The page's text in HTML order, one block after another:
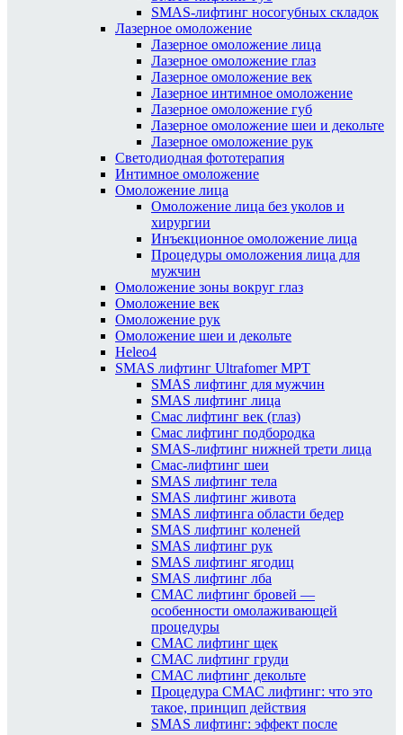
SMAS-лифтинг носогубных складок
Лазерное омоложение
Лазерное омоложение лица
Лазерное омоложение глаз
Лазерное омоложение век
Лазерное интимное омоложение
Лазерное омоложение губ
Лазерное омоложение шеи и декольте
Лазерное омоложение рук
Светодиодная фототерапия
Интимное омоложение
Омоложение лица
Омоложение лица без уколов и
хирургии
Инъекционное омоложение лица
Процедуры омоложения лица для
мужчин
Омоложение зоны вокруг глаз
Омоложение век
Омоложение рук
Омоложение шеи и декольте
Heleo4
SMAS лифтинг Ultrafomer MPT
SMAS лифтинг для мужчин
SMAS лифтинг лица
Смас лифтинг век (глаз)
Смас лифтинг подбородка
SMAS-лифтинг нижней трети лица
Смас-лифтинг шеи
SMAS лифтинг тела
SMAS лифтинг живота
SMAS лифтинга области бедер
SMAS лифтинг коленей
SMAS лифтинг рук
SMAS лифтинг ягодиц
SMAS лифтинг лба
СМАС лифтинг бровей —
особенности омолаживающей
процедуры
СМАС лифтинг щек
СМАС лифтинг груди
СМАС лифтинг декольте
Процедура СМАС лифтинг: что это
такое, принцип действия
SMAS лифтинг: эффект после